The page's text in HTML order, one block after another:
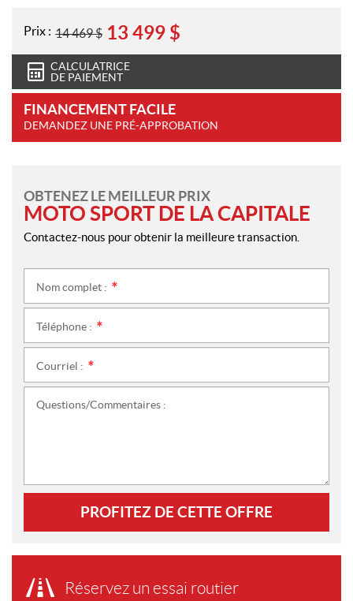
Prix : 14 469$ 13 499 $
CALCULATRICE
DE PAIEMENT
FINANCEMENT FACILE
DEMANDEZ UNE PRÉ-APPROBATION
OBTENEZ LE MEILLEUR PRIX
MOTO SPORT DE LA CAPITALE
Contactez-nous pour obtenir la meilleure transaction.
Nom complet :
Téléphone :
Courriel :
Questions/Commentaires :
PROFITEZ DE CETTE OFFRE
Réservez un essai routier